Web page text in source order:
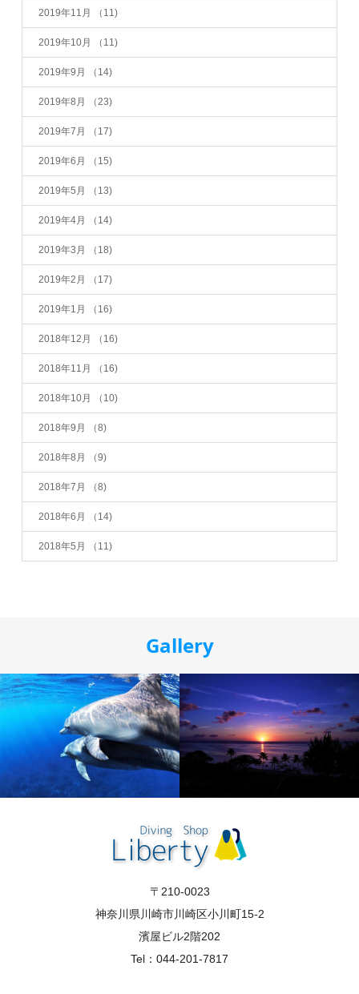
2019年11月 （11)
2019年10月 （11)
2019年9月 （14)
2019年8月 （23)
2019年7月 （17)
2019年6月 （15)
2019年5月 （13)
2019年4月 （14)
2019年3月 （18)
2019年2月 （17)
2019年1月 （16)
2018年12月 （16)
2018年11月 （16)
2018年10月 （10)
2018年9月 （8)
2018年8月 （9)
2018年7月 （8)
2018年6月 （14)
2018年5月 （11)
Gallery
〒210-0023
神奈川県川崎市川崎区小川町15-2
濱屋ビル2階202
Tel：044-201-7817